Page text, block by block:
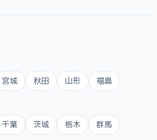
宮城 秋田 山形 福島
千葉 茨城 栃木 群馬